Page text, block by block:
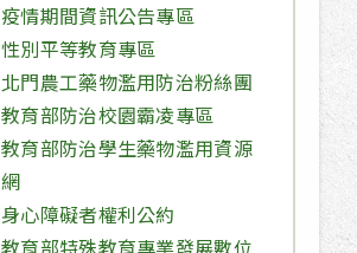
疫情期間資訊公告專區
性別平等教育專區
北門農工藥物濫用防治粉絲團
教育部防治校園霸凌專區
教育部防治學生藥物濫用資源
網
身心障礙者權利公約